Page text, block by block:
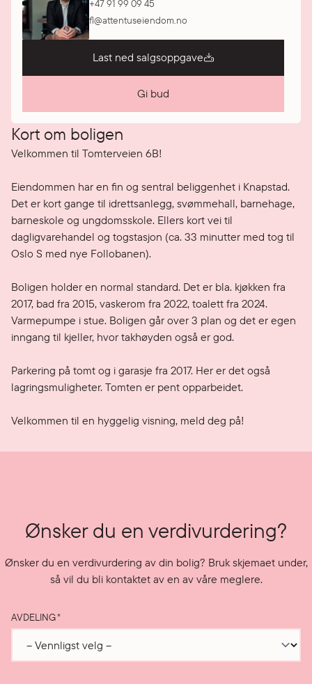
+47 91 99 09 45
fl@attentuseiendom.no
Last ned salgsoppgave
Gi bud
Kort om boligen
Velkommen til Tomterveien 6B!
Eiendommen har en fin og sentral beliggenhet i Knapstad.
Det er kort gange til idrettsanlegg, svømmehall, barnehage,
barneskole og ungdomsskole. Ellers kort vei til
dagligvarehandel og togstasjon (ca. 33 minutter med tog til
Oslo S med nye Follobanen).
Boligen holder en normal standard. Det er bla. kjøkken fra
2017, bad fra 2015, vaskerom fra 2022, toalett fra 2024.
Varmepumpe i stue. Boligen går over 3 plan og det er egen
inngang til kjeller, hvor takhøyden også er god.
Parkering på tomt og i garasje fra 2017. Her er det også
lagringsmuligheter. Tomten er pent opparbeidet.
Velkommen til en hyggelig visning, meld deg på!
Ønsker du en verdivurdering?
Ønsker du en verdivurdering av din bolig? Bruk skjemaet under,
så vil du bli kontaktet av en av våre meglere.
AVDELING*